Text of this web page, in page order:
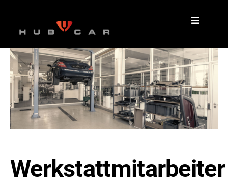
Werkstattmitarbeiter